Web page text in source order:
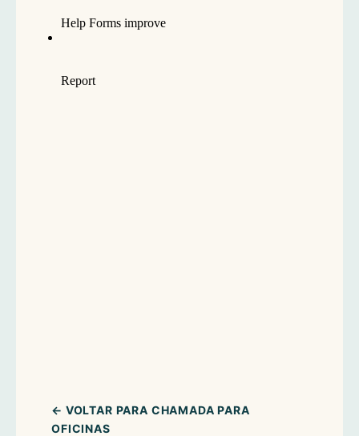
← VOLTAR PARA CHAMADA PARA
OFICINAS